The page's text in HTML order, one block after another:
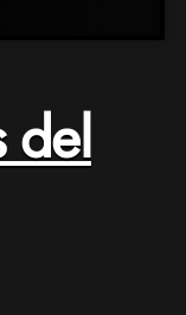
del